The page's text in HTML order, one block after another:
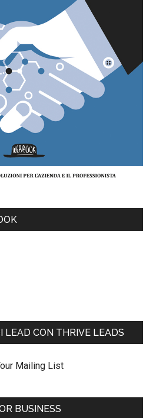
LEAD CON THRIVE LEADS
BUSINESS